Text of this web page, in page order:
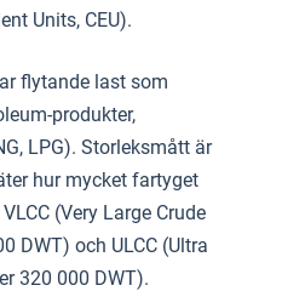
Units, CEU).
flytande last som
produkter,
LPG). Storleksmått är
hur mycket fartyget
(Very Large Crude
DWT) och ULCC (Ultra
320 000 DWT).